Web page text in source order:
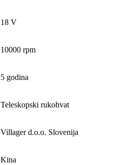
18 V
10000 rpm
5 godina
Teleskopski rukohvat
Villager d.o.o. Slovenija
Kina